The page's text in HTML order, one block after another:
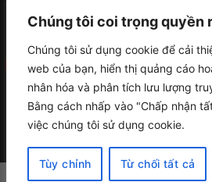
Chúng tôi coi trọng quyền
Chúng tôi sử dụng cookie để cải
web của bạn, hiển thị quảng cáo
nhân hóa và phân tích lưu lượng
Bằng cách nhấp vào "Chấp nhận
việc chúng tôi sử dụng cookie.
Tùy chỉnh Từ chối tất cả
Chuyển phát nhanh quốc tế
Vận chuyển thú cưng
Mua hộ hàng nước ngoài
Copyright 2026 ©Trà Vinh